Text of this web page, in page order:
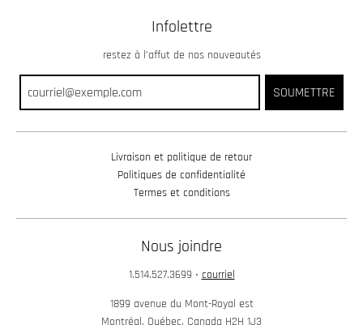
Infolettre
restez à l’affut de nos nouveautés
SOUMETTRE
Livraison et politique de retour
Politiques de confidentialité
Termes et conditions
Nous joindre
1.514.527.3699 • courriel
1899 avenue du Mont-Royal est
Montréal, Québec, Canada H2H 1J3